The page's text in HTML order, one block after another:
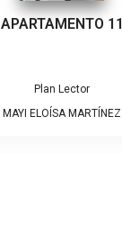
APARTAMENTO 11
Plan Lector
MAYI ELOÍSA MARTÍNEZ